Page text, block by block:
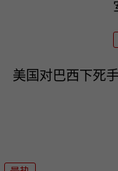
美国对巴西下死